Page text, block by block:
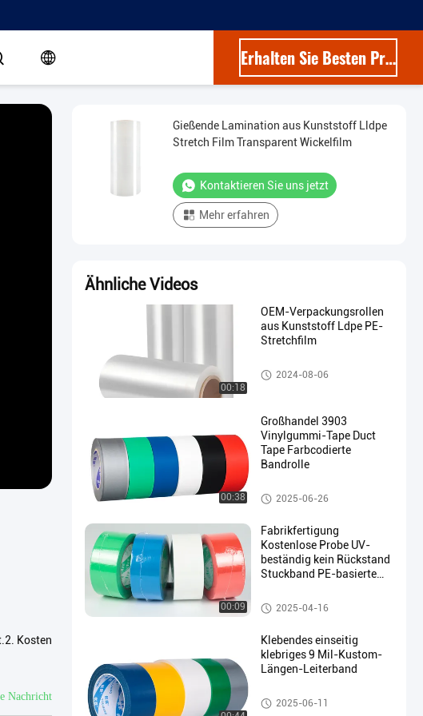
Erhalten Sie Besten Preis
Kosten
Nachricht
Gießende Lamination aus Kunststoff Lldpe
Stretch Film Transparent Wickelfilm
Kontaktieren Sie uns jetzt
Mehr erfahren
Ähnliche Videos
00:18
OEM-Verpackungsrollen
aus Kunststoff Ldpe PE-
Stretchfilm
PET Stretchfolie
2024-08-06
00:38
Großhandel 3903
Vinylgummi-Tape Duct
Tape Farbcodierte
Bandrolle
Klebeband aus Stoff
2025-06-26
00:09
Fabrikfertigung
Kostenlose Probe UV-
beständig kein Rückstand
Stuckband PE-basierte
Band
Klebeband aus Stoff
2025-04-16
Klebendes einseitig
klebriges 9 Mil-Kustom-
Längen-Leiterband
Klebeband aus Stoff
2025-06-11